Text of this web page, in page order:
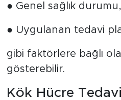
● Genel sağlık durumu,
● Uygulanan tedavi
gibi faktörlere bağlı
gösterebilir.
Kök Hücre